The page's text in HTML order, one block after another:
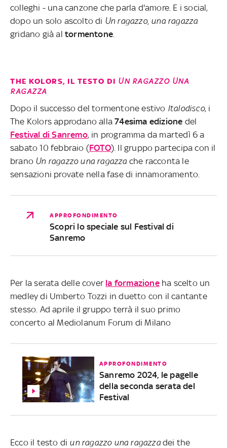
colleghi - una canzone che parla d'amore. E i social,
dopo un solo ascolto di Un ragazzo, una ragazza
gridano già al tormentone
THE KOLORS, IL TESTO DI UN RAGAZZO UNA
RAGAZZA
Dopo il successo del tormentone estivo Italodisco, i
The Kolors approdano alla74esima edizione del
Festival di Sanremo, in programma da martedì 6 a
sabato 10 febbraio (FOTO). Il gruppo partecipa con il
brano Un ragazzo una ragazza che racconta le
sensazioni provate nella fase di innamoramento.
APPROFONDIMENTO
Scopri lo speciale sul Festival di
Sanremo
Per la serata delle cover la formazioneha scelto un
medley di Umberto Tozzi in duetto con il cantante
stesso. Ad aprile il gruppo terrà il suo primo
concerto al Mediolanum Forum di Milano
APPROFONDIMENTO
Sanremo 2024, le pagelle
della seconda serata del
Festival
Ecco il testo di un ragazzo una ragazzadei the